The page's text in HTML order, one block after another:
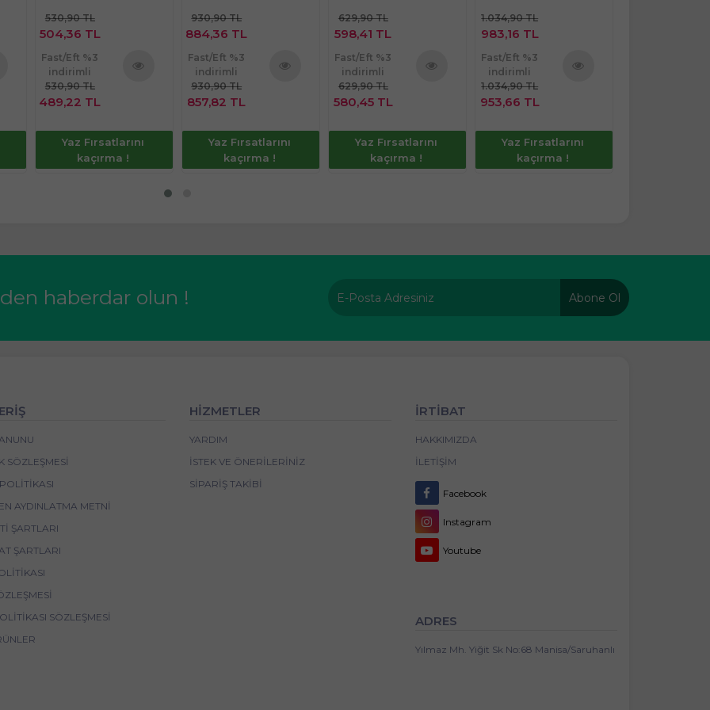
530,90 TL
504,36 TL
Fast/Eft %3
indirimli
530,90 TL
489,22 TL
Yaz Fırsatlarını
kaçırma !
930,90 TL
884,36 TL
Fast/Eft %3
indirimli
930,90 TL
857,82 TL
Yaz Fırsatlarını
kaçırma !
629,90 TL
598,41 TL
Fast/Eft %3
indirimli
629,90 TL
580,45 TL
Yaz Fırsatlarını
kaçırma !
1.034,90 TL
983,16 TL
Fast/Eft %3
indirimli
1.034,90 TL
953,66 TL
Yaz Fırsatlarını
kaçırma !
haberdar olun ! Abone Ol
SÖZLEŞMESI
AYDINLATMA METNI
ŞARTLARI
ŞARTLARI
SÖZLEŞMESI
HİZMETLER
YARDIM
İSTEK VE ÖNERILERINIZ
SIPARIŞ TAKIBI
İRTİBAT
HAKKIMIZDA
İLETIŞIM
Facebook
Instagram
Youtube
ADRES
Yılmaz Mh. Yiğit Sk No:68 Manisa/Saruhanlı